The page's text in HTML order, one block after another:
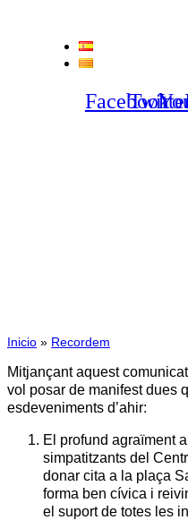
Facebook
Inicio » Recordem
Mitjançant aquest
vol posar de manifest dues
esdeveniments d’ahir:
El profund agraïment
simpatitzants del
donar cita a la plaça
forma ben cívica i
el suport de totes les